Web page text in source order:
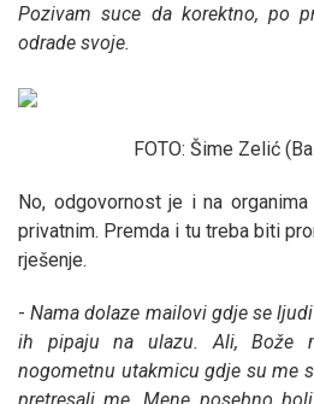
Pozivam suce da korektno, po
odrade svoje.
FOTO: Šime Zelić
No, odgovornost je i na
privatnim. Premda i tu treba biti
rješenje.
-Nama dolaze mailovi gdje se
ih pipaju na ulazu. Ali, Bože
nogometnu utakmicu gdje su me